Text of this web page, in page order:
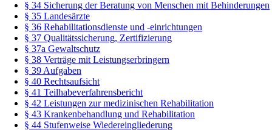
§ 34 Sicherung der Beratung von Menschen mit Behinderungen
§ 35 Landesärzte
§ 36 Rehabilitationsdienste und -einrichtungen
§ 37 Qualitätssicherung, Zertifizierung
§ 37a Gewaltschutz
§ 38 Verträge mit Leistungserbringern
§ 39 Aufgaben
§ 40 Rechtsaufsicht
§ 41 Teilhabeverfahrensbericht
§ 42 Leistungen zur medizinischen Rehabilitation
§ 43 Krankenbehandlung und Rehabilitation
§ 44 Stufenweise Wiedereingliederung